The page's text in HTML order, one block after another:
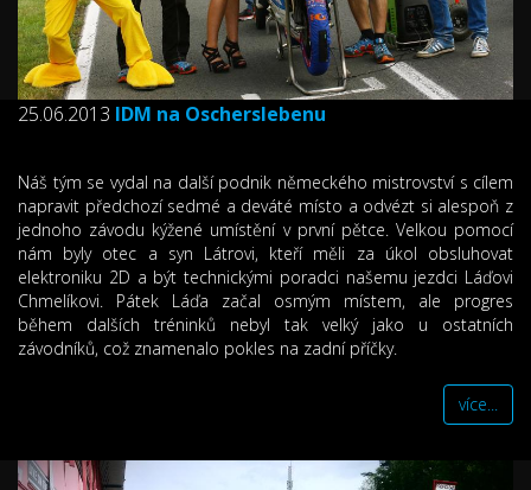
25.06.2013 IDM na Oscherslebenu
Náš tým se vydal na další podnik německého mistrovství s cílem
napravit předchozí sedmé a deváté místo a odvézt si alespoň z
jednoho závodu kýžené umístění v první pětce. Velkou pomocí
nám byly otec a syn Látrovi, kteří měli za úkol obsluhovat
elektroniku 2D a být technickými poradci našemu jezdci Láďovi
Chmelíkovi. Pátek Láďa začal osmým místem, ale progres
během dalších tréninků nebyl tak velký jako u ostatních
závodníků, což znamenalo pokles na zadní příčky.
více...